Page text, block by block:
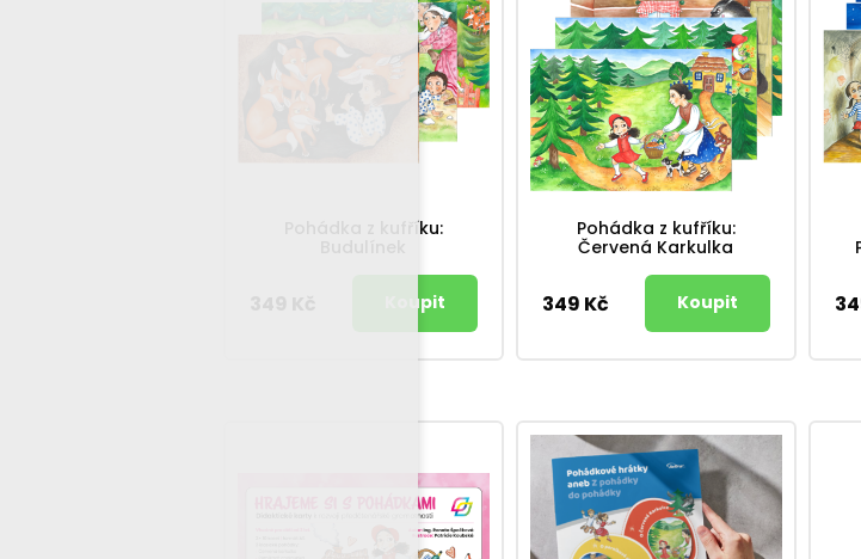
Pohádka z kufříku:
Pohádka z kufříku:
Červená Karkulka
349 Kč